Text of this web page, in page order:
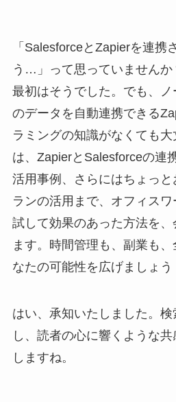
「SalesforceとZapierを連携
う…」って思っていませんか
最初はそうでした。でも、
のデータを自動連携できる
ラミングの知識がなくても
は、ZapierとSalesforceの連
活用事例、さらにはちょっ
ランの活用まで、オフィス
試して効果のあった方法を
ます。時間管理も、副業も
なたの可能性を広げましょう
はい、承知いたしました。
し、読者の心に響くような
しますね。